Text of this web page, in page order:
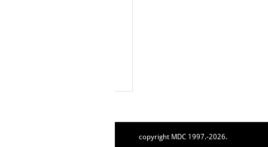
copyright MDC 1997.-2026.